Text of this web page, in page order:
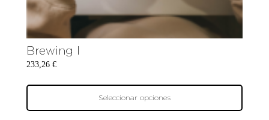
Brewing I
233,26 €
Seleccionar opciones